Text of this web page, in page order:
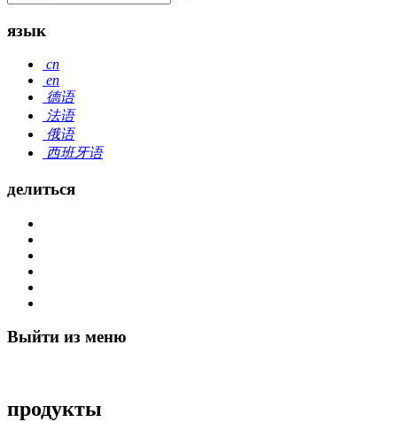
язык
cn
en
德语
法语
俄语
西班牙语
делиться
Выйти из меню
продукты